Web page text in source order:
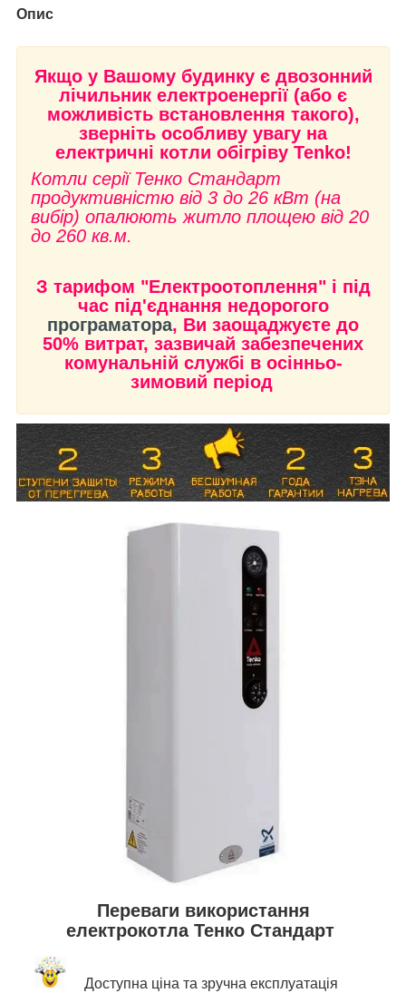
Опис
Якщо у Вашому будинку є двозонний
лічильник електроенергії (або є
можливість встановлення такого),
зверніть особливу увагу на
електричні котли обігріву Tenko!
Котли серії Тенко Стандарт
продуктивністю від 3 до 26 кВт (на
вибір) опалюють житло площею від 20
до 260 кв.м.
З тарифом "Електроотоплення" і під
час під'єднання недорогого
програматора, Ви заощаджуєте до
50% витрат, зазвичай забезпечених
комунальній службі в осінньо-
зимовий період
Переваги використання
електрокотла Тенко Стандарт
Доступна ціна та зручна експлуатація